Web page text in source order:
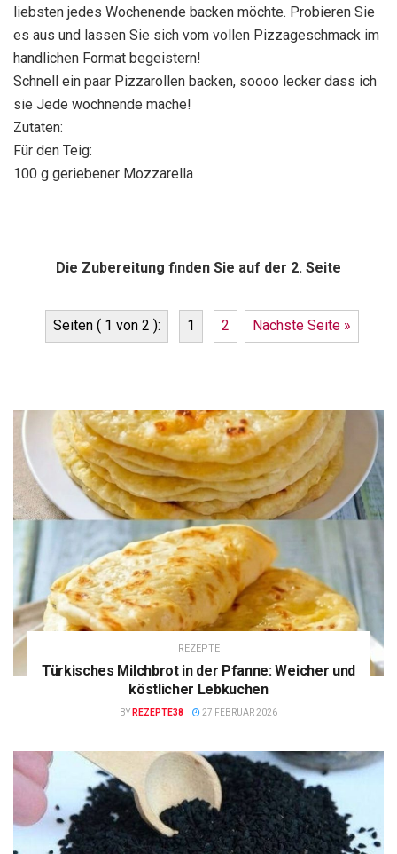
liebsten jedes Wochenende backen möchte. Probieren Sie
es aus und lassen Sie sich vom vollen Pizzageschmack im
handlichen Format begeistern!
Schnell ein paar Pizzarollen backen, soooo lecker dass ich
sie Jede wochnende mache!
Zutaten:
Für den Teig:
100 g geriebener Mozzarella
Die Zubereitung finden Sie auf der 2. Seite
Seiten ( 1 von 2 ): 1 2 Nächste Seite »
REZEPTE
Türkisches Milchbrot in der Pfanne: Weicher und
köstlicher Lebkuchen
BY REZEPTE38 27 FEBRUAR 2026